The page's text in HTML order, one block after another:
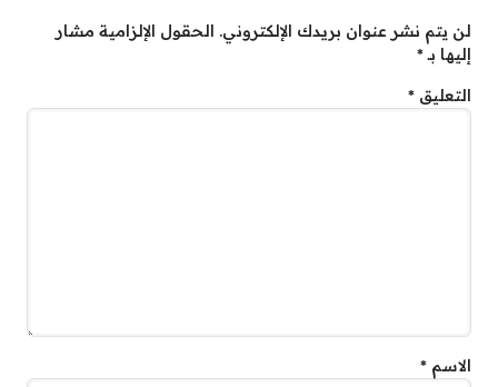
لن يتم نشر عنوان بريدك الإلكتروني. الحقول الإلزامية مشار
إليها بـ*
التعليق *
الاسم *